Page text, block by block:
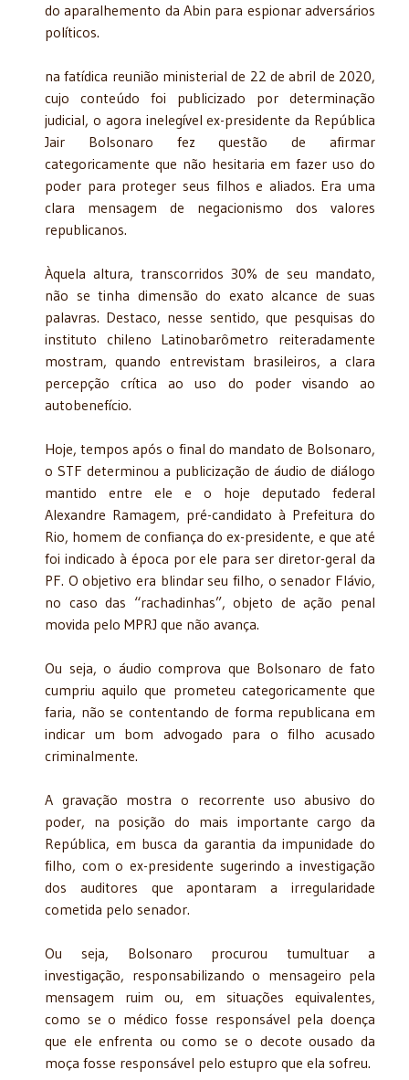
do aparalhemento da Abin para espionar adversários
políticos.
na fatídica reunião ministerial de 22 de abril de 2020,
cujo conteúdo foi publicizado por determinação
judicial, o agora inelegível ex-presidente da República
Jair Bolsonaro fez questão de afirmar
categoricamente que não hesitaria em fazer uso do
poder para proteger seus filhos e aliados. Era uma
clara mensagem de negacionismo dos valores
republicanos.
Àquela altura, transcorridos 30% de seu mandato,
não se tinha dimensão do exato alcance de suas
palavras. Destaco, nesse sentido, que pesquisas do
instituto chileno Latinobarômetro reiteradamente
mostram, quando entrevistam brasileiros, a clara
percepção crítica ao uso do poder visando ao
autobenefício.
Hoje, tempos após o final do mandato de Bolsonaro,
o STF determinou a publicização de áudio de diálogo
mantido entre ele e o hoje deputado federal
Alexandre Ramagem, pré-candidato à Prefeitura do
Rio, homem de confiança do ex-presidente, e que até
foi indicado à época por ele para ser diretor-geral da
PF. O objetivo era blindar seu filho, o senador Flávio,
no caso das “rachadinhas”, objeto de ação penal
movida pelo MPRJ que não avança.
Ou seja, o áudio comprova que Bolsonaro de fato
cumpriu aquilo que prometeu categoricamente que
faria, não se contentando de forma republicana em
indicar um bom advogado para o filho acusado
criminalmente.
A gravação mostra o recorrente uso abusivo do
poder, na posição do mais importante cargo da
República, em busca da garantia da impunidade do
filho, com o ex-presidente sugerindo a investigação
dos auditores que apontaram a irregularidade
cometida pelo senador.
Ou seja, Bolsonaro procurou tumultuar a
investigação, responsabilizando o mensageiro pela
mensagem ruim ou, em situações equivalentes,
como se o médico fosse responsável pela doença
que ele enfrenta ou como se o decote ousado da
moça fosse responsável pelo estupro que ela sofreu.